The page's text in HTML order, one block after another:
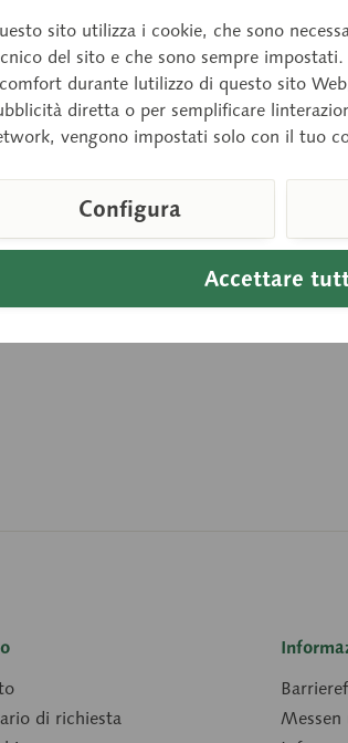
di richiesta
Messen
sito utilizza i cookie, che sono
del sito e che sono sempre
durante lutilizzo di questo sito
diretta o per semplificare
vengono impostati solo con il tuo
Accettare
Configura